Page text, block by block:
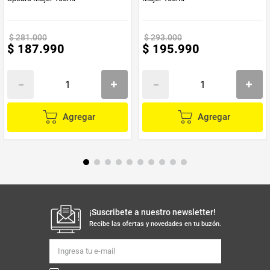
$281.000
$ 187.990
Agregar
$293.000
$ 195.990
Agregar
¡Suscribete a nuestro newsletter!
Recibe las ofertas y novedades en tu buzón.